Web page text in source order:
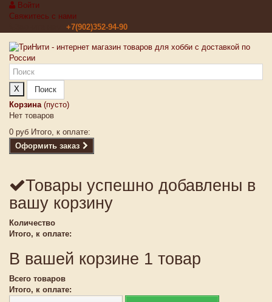
Войти
Свяжитесь с нами
+7(902)352-94-90
X
Поиск
Корзина (пусто)
Нет товаров
0 руб Итого, к оплате:
Оформить заказ
Товары успешно добавлены в
вашу корзину
Количество
Итого, к оплате:
В вашей корзине 1 товар
Всего товаров
Итого, к оплате: